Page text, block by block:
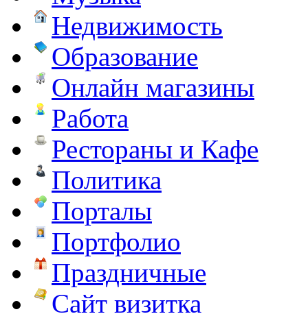
Недвижимость
Образование
Онлайн магазины
Работа
Рестораны и Кафе
Политика
Порталы
Портфолио
Праздничные
Сайт визитка